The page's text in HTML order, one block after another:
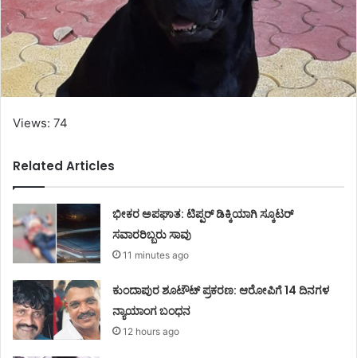
Views: 74
Related Articles
ಭೀಕರ ಅಪಘಾತ: ಟಿಪ್ಪರ್ ಡಿಕ್ಕಿಯಾಗಿ ಸ್ಕೂಟರ್
ಸವಾರರಿಬ್ಬರು ಸಾವು
11 minutes ago
ಕುಂದಾಪುರ ಶೂಟೌಟ್ ಪ್ರಕರಣ: ಆರೋಪಿಗೆ 14 ದಿನಗಳ
ನ್ಯಾಯಾಂಗ ಬಂಧನ
12 hours ago